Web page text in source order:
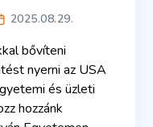
2025.08.29.
bővíteni
nyerni az USA
és üzleti
hozzánk